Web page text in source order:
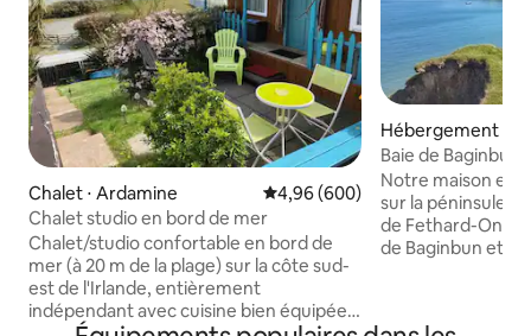
Chalet ⋅ Ardamine Évaluation moyenne sur la base
4,96 (600)
Chalet studio en bord de mer
Chalet/studio confortable en bord de
mer (à 20 m de la plage) sur la côte sud-
est de l'Irlande, entièrement
indépendant avec cuisine bien équipée,
Hébergement ⋅
Baie de
péninsule de
Notre maison
sur la péninsule
de Fethard-On-
de Baginbun et